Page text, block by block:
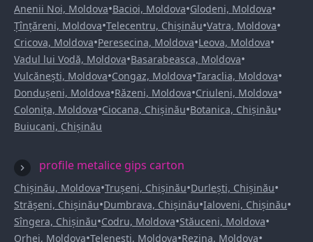
Anenii Noi, Moldova•Bacioi, Moldova•Glodeni, Moldova•
Țînțăreni, Moldova•Telecentru, Chișinău•Vatra, Moldova•
Cricova, Moldova•Peresecina, Moldova•Leova, Moldova•
Vadul lui Vodă, Moldova•Basarabeasca, Moldova•
Vulcănești, Moldova•Congaz, Moldova•Taraclia, Moldova•
Dondușeni, Moldova•Răzeni, Moldova•Criuleni, Moldova•
Colonița, Moldova•Ciocana, Chișinău•Botanica, Chișinău•
Buiucani, Chișinău
profile metalice gips carton
Chișinău, Moldova•Trușeni, Chișinău•Durlești, Chișinău•
Strășeni, Chișinău•Dumbrava, Chișinău•Ialoveni, Chișinău•
Sîngera, Chișinău•Codru, Moldova•Stăuceni, Moldova•
Orhei, Moldova•Telenești, Moldova•Rezina, Moldova•